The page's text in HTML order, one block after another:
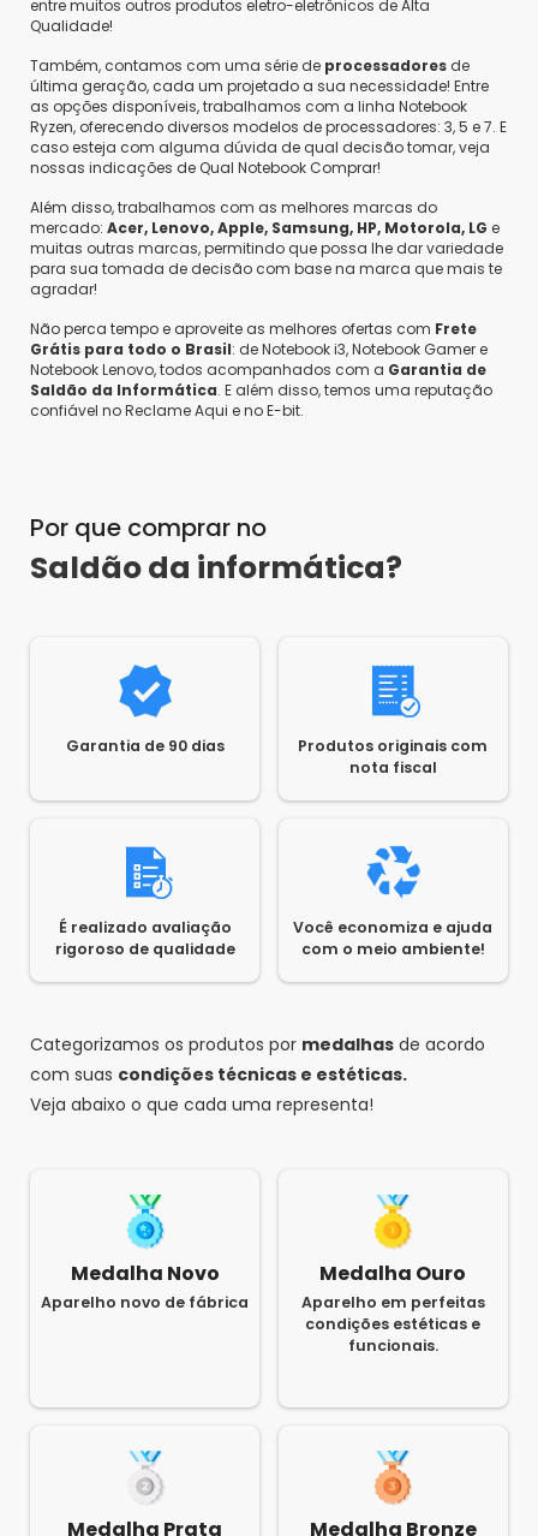
entre muitos outros produtos eletro-eletrônicos de Alta
Qualidade!
Também, contamos com uma série de processadores de
última geração, cada um projetado a sua necessidade! Entre
as opções disponíveis, trabalhamos com a linha Notebook
Ryzen, oferecendo diversos modelos de processadores: 3, 5 e 7. E
caso esteja com alguma dúvida de qual decisão tomar, veja
nossas indicações de Qual Notebook Comprar!
Além disso, trabalhamos com as melhores marcas do
mercado: Acer, Lenovo, Apple, Samsung, HP, Motorola, LG e
muitas outras marcas, permitindo que possa lhe dar variedade
para sua tomada de decisão com base na marca que mais te
agradar!
Não perca tempo e aproveite as melhores ofertas com Frete
Grátis para todo o Brasil: de Notebook i3, Notebook Gamer e
Notebook Lenovo, todos acompanhados com a Garantia de
Saldão da Informática. E além disso, temos uma reputação
confiável no Reclame Aqui e no E-bit.
Por que comprar no
Saldão da informática?
Garantia de 90 dias
Produtos originais com
nota fiscal
É realizado avaliação
rigoroso de qualidade
Você economiza e ajuda
com o meio ambiente!
Categorizamos os produtos por medalhas de acordo
com suas condições técnicas e estéticas.
Veja abaixo o que cada uma representa!
Medalha Novo
Aparelho novo de fábrica
Medalha Ouro
Aparelho em perfeitas
condições estéticas e
funcionais.
Medalha Prata Medalha Bronze